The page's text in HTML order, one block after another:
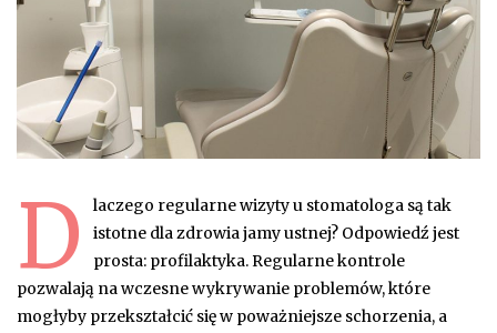
D
laczego regularne wizyty u stomatologa są tak
istotne dla zdrowia jamy ustnej? Odpowiedź jest
prosta: profilaktyka. Regularne kontrole
pozwalają na wczesne wykrywanie problemów, które
mogłyby przekształcić się w poważniejsze schorzenia, a